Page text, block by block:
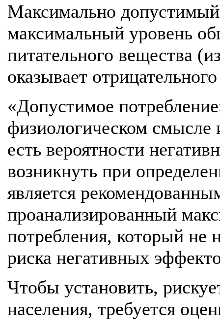
Максимально
максимальный уровень
питательного вещества
оказывает
«Допустимое
физиологическом смысле
есть вероятности
возникнуть при
является
проанализированный
потребления, который не
риска негативных
Чтобы установить,
населения, требуется